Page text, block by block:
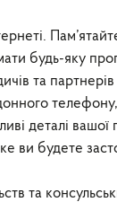
будь-яку
та
деталі вашої
ви будете
та